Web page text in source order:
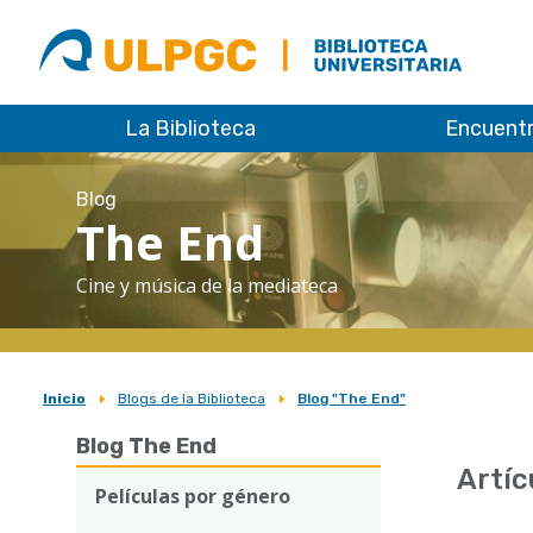
ULPGC
Biblioteca
ULPGC
La Biblioteca
Blog
The End
Cine y música de la mediateca
Sobrescribir
enlaces
Inicio Blogs de la Biblioteca Blog "The End"
Blog The End
Películas por género